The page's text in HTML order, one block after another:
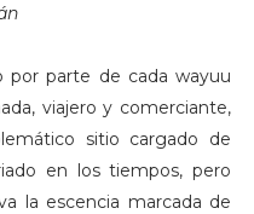
por parte de cada wayuu
viajero y comerciante,
sitio cargado de
en los tiempos, pero
la escencia marcada de